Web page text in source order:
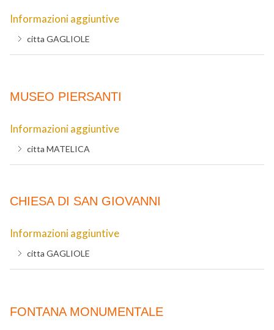
Informazioni aggiuntive
citta GAGLIOLE
MUSEO PIERSANTI
Informazioni aggiuntive
citta MATELICA
CHIESA DI SAN GIOVANNI
Informazioni aggiuntive
citta GAGLIOLE
FONTANA MONUMENTALE